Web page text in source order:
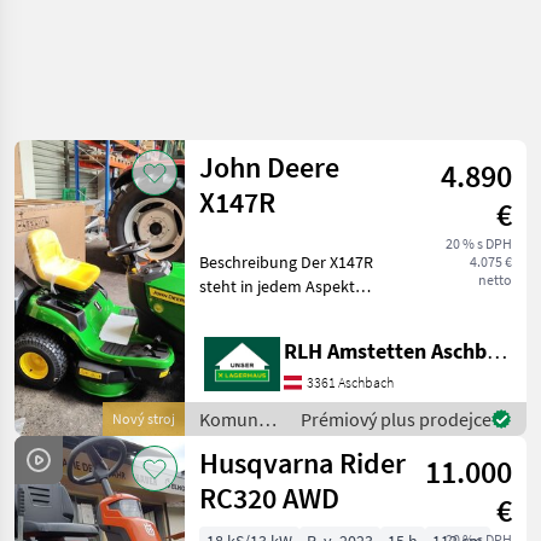
Nový stroj
John Deere
X147R
4.890
€
20 % s DPH
4.075 €
netto
Beschreibung Der X147R
steht in jedem Aspekt
beispielsweise mit seinem
durchgehenden,
geschweißten Stahlrahmen
und seiner Vorderachse aus
Gusseisen,
RLH Amstetten Aschbach
3361 Aschbach
Komunálne
stroje /
John
Deere
Prémiový plus prodejce
Husqvarna Rider
RC320 AWD
11.000
€